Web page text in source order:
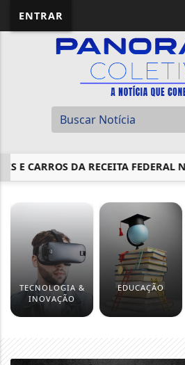
ENTRAR
E CARROS DA RECEITA FEDERAL
TECNOLOGIA &
INOVAÇÃO
EDUCAÇÃO